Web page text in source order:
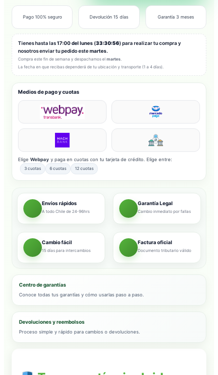
Pago 100% seguro Devolución 15 días Garantía 3 meses
Tienes hasta las17:00 del lunes (33:30:53) para realizar tu compra y
nosotros enviar tu pedido estemartes.
Compra este fin de semana y despachamos el martes.
La fecha en que recibas dependerá de tu ubicación y transporte (1 a 4 días).
Medios de pago y cuotas
Elige Webpay y paga en cuotas con tu tarjeta de crédito. Elige entre:
3 cuotas 6 cuotas 12 cuotas
Envíos rápidos
A todo Chile de 24-96hrs
Garantía Legal
Cambio inmediato por fallas
Cambio fácil
15 días para intercambios
Factura oficial
Documento tributario válido
Centro de garantías
Conoce todas tus garantías y cómo usarlas paso a paso.
Devoluciones y reembolsos
Proceso simple y rápido para cambios o devoluciones.